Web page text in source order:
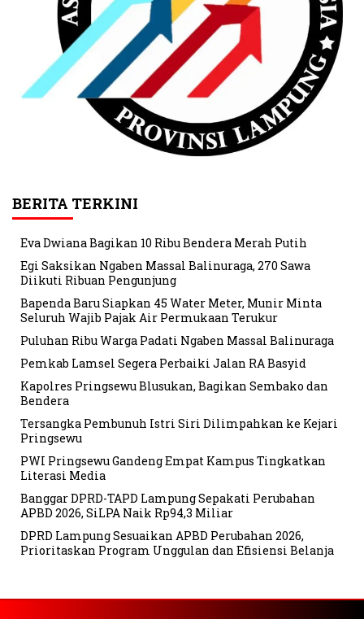
BERITA TERKINI
Eva Dwiana Bagikan 10 Ribu Bendera Merah Putih
Egi Saksikan Ngaben Massal Balinuraga, 270 Sawa
Diikuti Ribuan Pengunjung
Bapenda Baru Siapkan 45 Water Meter, Munir Minta
Seluruh Wajib Pajak Air Permukaan Terukur
Puluhan Ribu Warga Padati Ngaben Massal Balinuraga
Pemkab Lamsel Segera Perbaiki Jalan RA Basyid
Kapolres Pringsewu Blusukan, Bagikan Sembako dan
Bendera
Tersangka Pembunuh Istri Siri Dilimpahkan ke Kejari
Pringsewu
PWI Pringsewu Gandeng Empat Kampus Tingkatkan
Literasi Media
Banggar DPRD-TAPD Lampung Sepakati Perubahan
APBD 2026, SiLPA Naik Rp94,3 Miliar
DPRD Lampung Sesuaikan APBD Perubahan 2026,
Prioritaskan Program Unggulan dan Efisiensi Belanja